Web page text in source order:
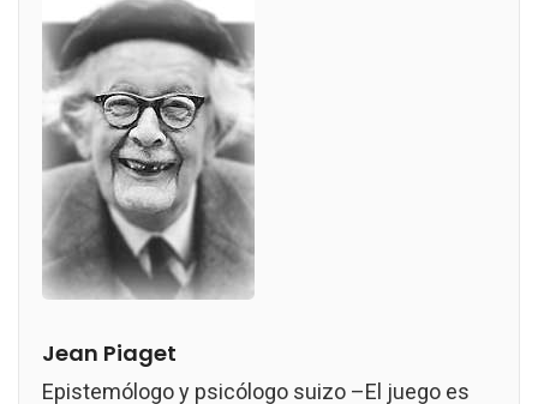
Jean Piaget
Epistemólogo y psicólogo suizo –El juego es